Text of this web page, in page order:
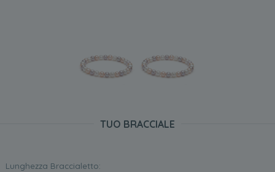
TUO BRACCIALE
Lunghezza Braccialetto: